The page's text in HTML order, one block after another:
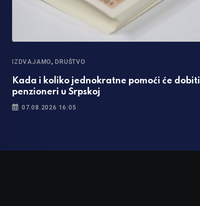
IZDVAJAMO,DRUŠTVO
Kada i koliko jednokratne pomoći će dobiti
penzioneri u Srpskoj
07.08.2026 16:05